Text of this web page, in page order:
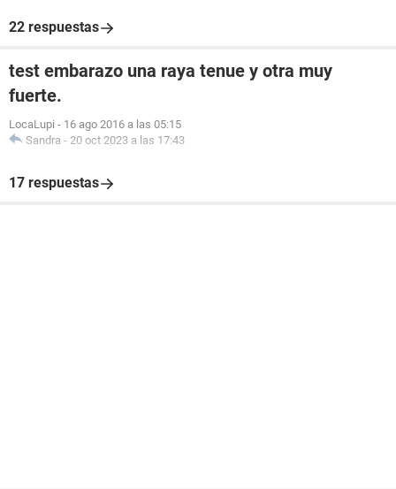
22 respuestas
test embarazo una raya tenue y otra muy
fuerte.
LocaLupi - 16 ago 2016 a las 05:15
Sandra - 20 oct 2023 a las 17:43
17 respuestas